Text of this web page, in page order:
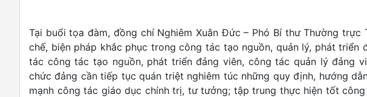
Tại buổi tọa đàm, đồng chí Nghiêm Xuân Đức – Phó Bí thư Thường trực
chế, biện pháp khắc phục trong công tác tạo nguồn, quản lý, phát triển
tác công tác tạo nguồn, phát triển đảng viên, công tác quản lý đảng
chức đảng cần tiếp tục quán triệt nghiêm túc những quy định, hướng
mạnh công tác giáo dục chính trị, tư tưởng; tập trung thực hiện tốt